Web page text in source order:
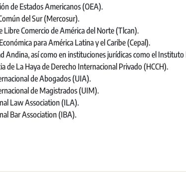
de Estados Americanos (OEA).
del Sur (Mercosur).
Libre Comercio de América del Norte (Tlcan).
para América Latina y el Caribe (Cepal).
Andina, así como en instituciones jurídicas como el
de La Haya de Derecho Internacional Privado (HCCH).
de Abogados (UIA).
de Magistrados (UIM).
Law Association (ILA).
Bar Association (IBA).